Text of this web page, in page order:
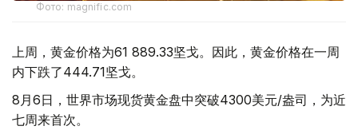
Фото: magnific.com
上周，黄金价格为61 889.33坚戈。因此，黄金价格在一周
内下跌了444.71坚戈。
8月6日，世界市场现货黄金盘中突破4300美元/盎司，为近
七周来首次。